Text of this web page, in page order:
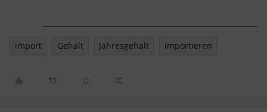
import Gehalt Jahresgehalt importieren